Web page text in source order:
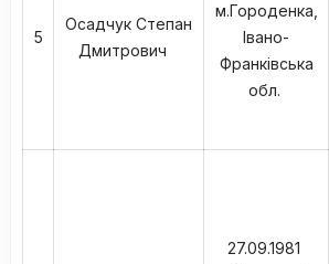
5
Осадчук Степан
Дмитрович
м.Городенка,
Івано-
Франківська
обл.
27.09.1981